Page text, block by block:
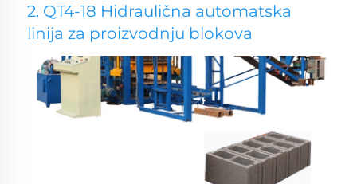
2. QT4-18 Hidraulična automatska
linija za proizvodnju blokova